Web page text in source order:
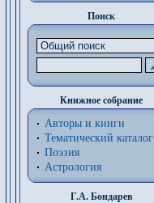
Поиск
Книжное собрание
Авторы и книги
Тематический каталог
Поэзия
Астрология
Г.А. Бондарев